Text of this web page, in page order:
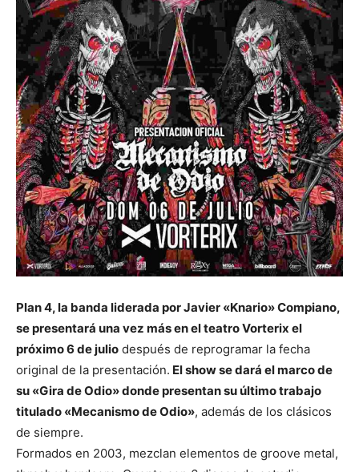
Plan 4, la banda liderada por Javier «Knario» Compiano,
se presentará una vez más en el teatro Vorterix el
próximo 6 de julio después de reprogramar la fecha
original de la presentación. El show se dará el marco de
su «Gira de Odio» donde presentan su último trabajo
titulado «Mecanismo de Odio», además de los clásicos
de siempre.
Formados en 2003, mezclan elementos de groove metal,